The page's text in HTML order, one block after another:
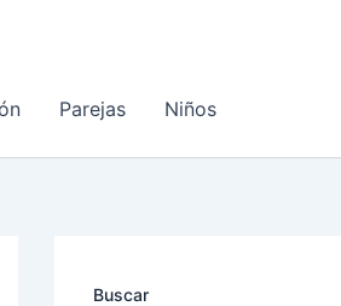
Parejas Niños
Buscar